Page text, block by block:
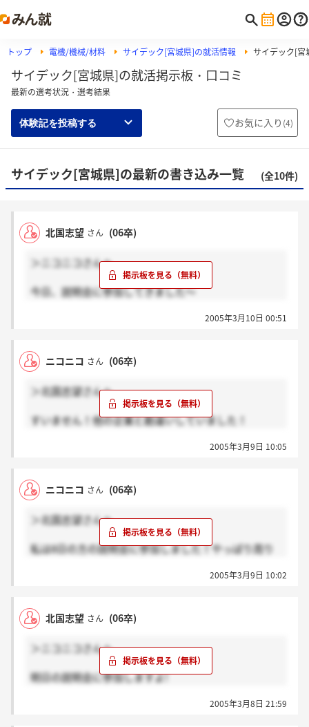
トップ 電機/機械/材料 サイデック[宮城県]の就活情報 サイデック[宮
サイデック[宮城県]の就活掲示板・口コミ
最新の選考状況・選考結果
体験記を投稿する お気に入り (4)
サイデック[宮城県]の最新の書き込み一覧 (全10件)
北国志望 さん (06卒)
＞ニコニコさんへ
今日、説明会に参加してきました～
や、入社してからどんなビジョンを持っているかでし
思うように、話せなかったのが残念です…
なかなかおもしろそうな企業で、通過するかドキドキ
2005年3月10日 00:51
ニコニコ さん (06卒)
＞北国志望さんへ
すいません！他の企業と勘違いしていました！
日選考ってなにをやるんでしょうかね？2005年3月9日 10:05
ニコニコ さん (06卒)
＞北国志望さんへ
私は8日の方の説明会に参加しました！やっぱり周り
2005年3月9日 10:02
北国志望 さん (06卒)
＞ニコニコさんへ
明日の説明会に参加しますよ!
2005年3月8日 21:59